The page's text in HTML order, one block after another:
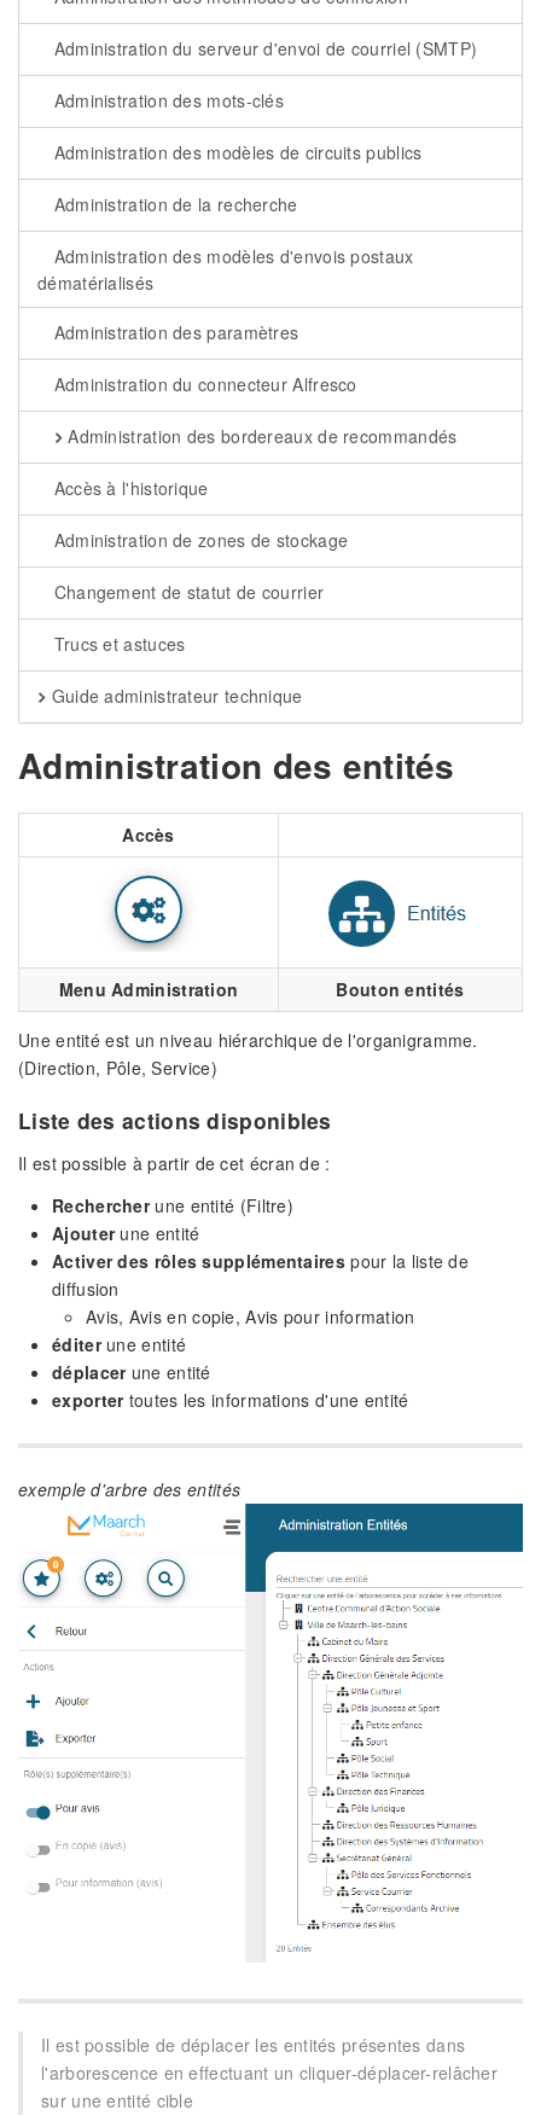
Administration du serveur d'envoi de courriel (SMTP)
Administration des mots-clés
Administration des modèles de circuits publics
Administration de la recherche
Administration des modèles d'envois postaux
dématérialisés
Administration des paramètres
Administration du connecteur Alfresco
Administration des bordereaux de recommandés
Accès à l'historique
Administration de zones de stockage
Changement de statut de courrier
Trucs et astuces
Guide administrateur technique
Administration des entités
Accès
Menu Administration Bouton entités
Une entité est un niveau hiérarchique de l'organigramme.
(Direction, Pôle, Service)
Liste des actions disponibles
Il est possible à partir de cet écran de :
Rechercherune entité (Filtre)
Ajouterune entité
Activer des rôles supplémentairespour la liste de
diffusion
Avis, Avis en copie, Avis pour information
éditerune entité
déplacerune entité
exportertoutes les informations d'une entité
exemple d'arbre des entités
Il est possible de déplacer les entités présentes dans
l'arborescence en effectuant un cliquer-déplacer-relâcher
sur une entité cible